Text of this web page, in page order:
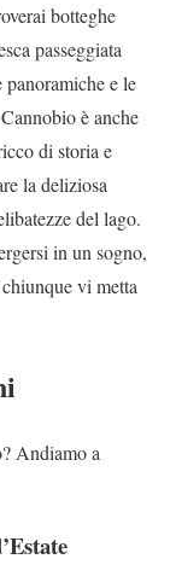
botteghe
passeggiata
e le
è anche
di storia e
la deliziosa
del lago.
in un sogno,
vi metta
Andiamo a